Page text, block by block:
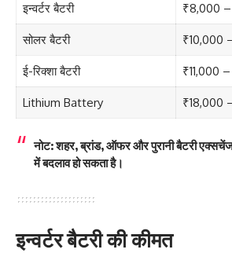
इन्वर्टर बैटरी ₹8,000
सोलर बैटरी ₹10,000
ई-रिक्शा बैटरी ₹11,000
Lithium Battery ₹18,000
नोट:शहर, ब्रांड, ऑफर और पुरानी बैटरी
में बदलाव हो सकता है।
इन्वर्टर बैटरी की कीमत